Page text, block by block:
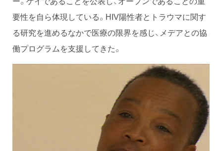
要性を自ら体現している。HIV陽性者とトラウマに関す
る研究を進めるなかで医療の限界を感じ、メデアとの協
働プログラムを支援してきた。